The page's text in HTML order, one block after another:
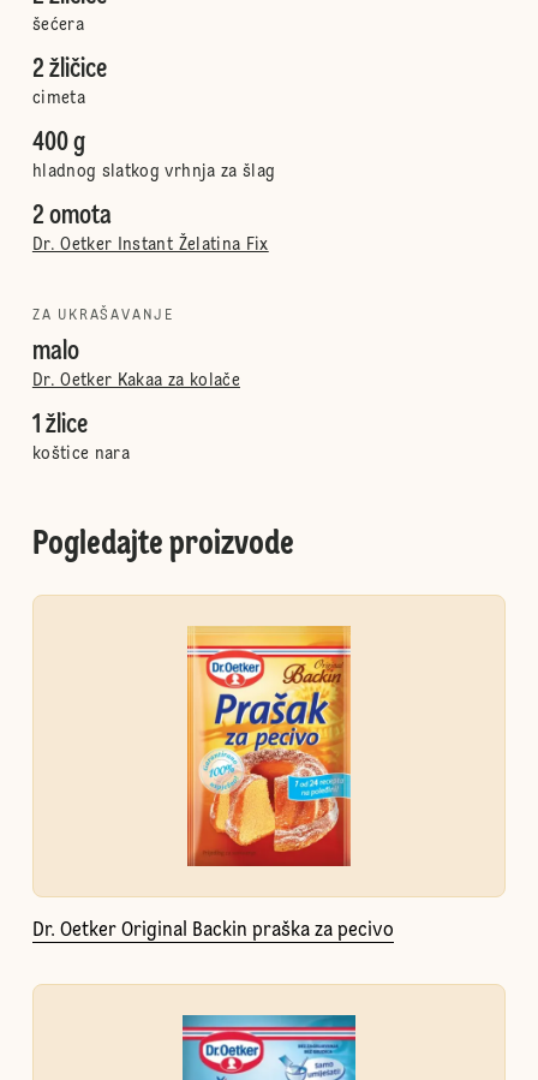
šećera
2 žličice
cimeta
400 g
hladnog slatkog vrhnja za šlag
2 omota
Dr. Oetker Instant Želatina Fix
ZA UKRAŠAVANJE
malo
Dr. Oetker Kakaa za kolače
1 žlice
koštice nara
Pogledajte proizvode
Dr. Oetker Original Backin praška za pecivo